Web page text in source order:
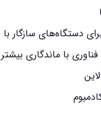
دستگاه‌های سازگار
با ماندگاری